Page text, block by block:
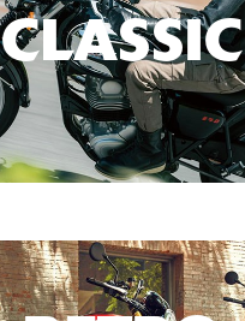
CLASSIC